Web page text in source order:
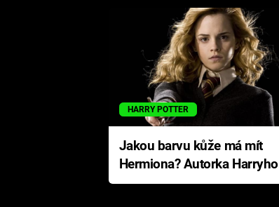
HARRY POTTER
Jakou barvu kůže má mít
Hermiona? Autorka Harryho
Pottera přišla s ráznou